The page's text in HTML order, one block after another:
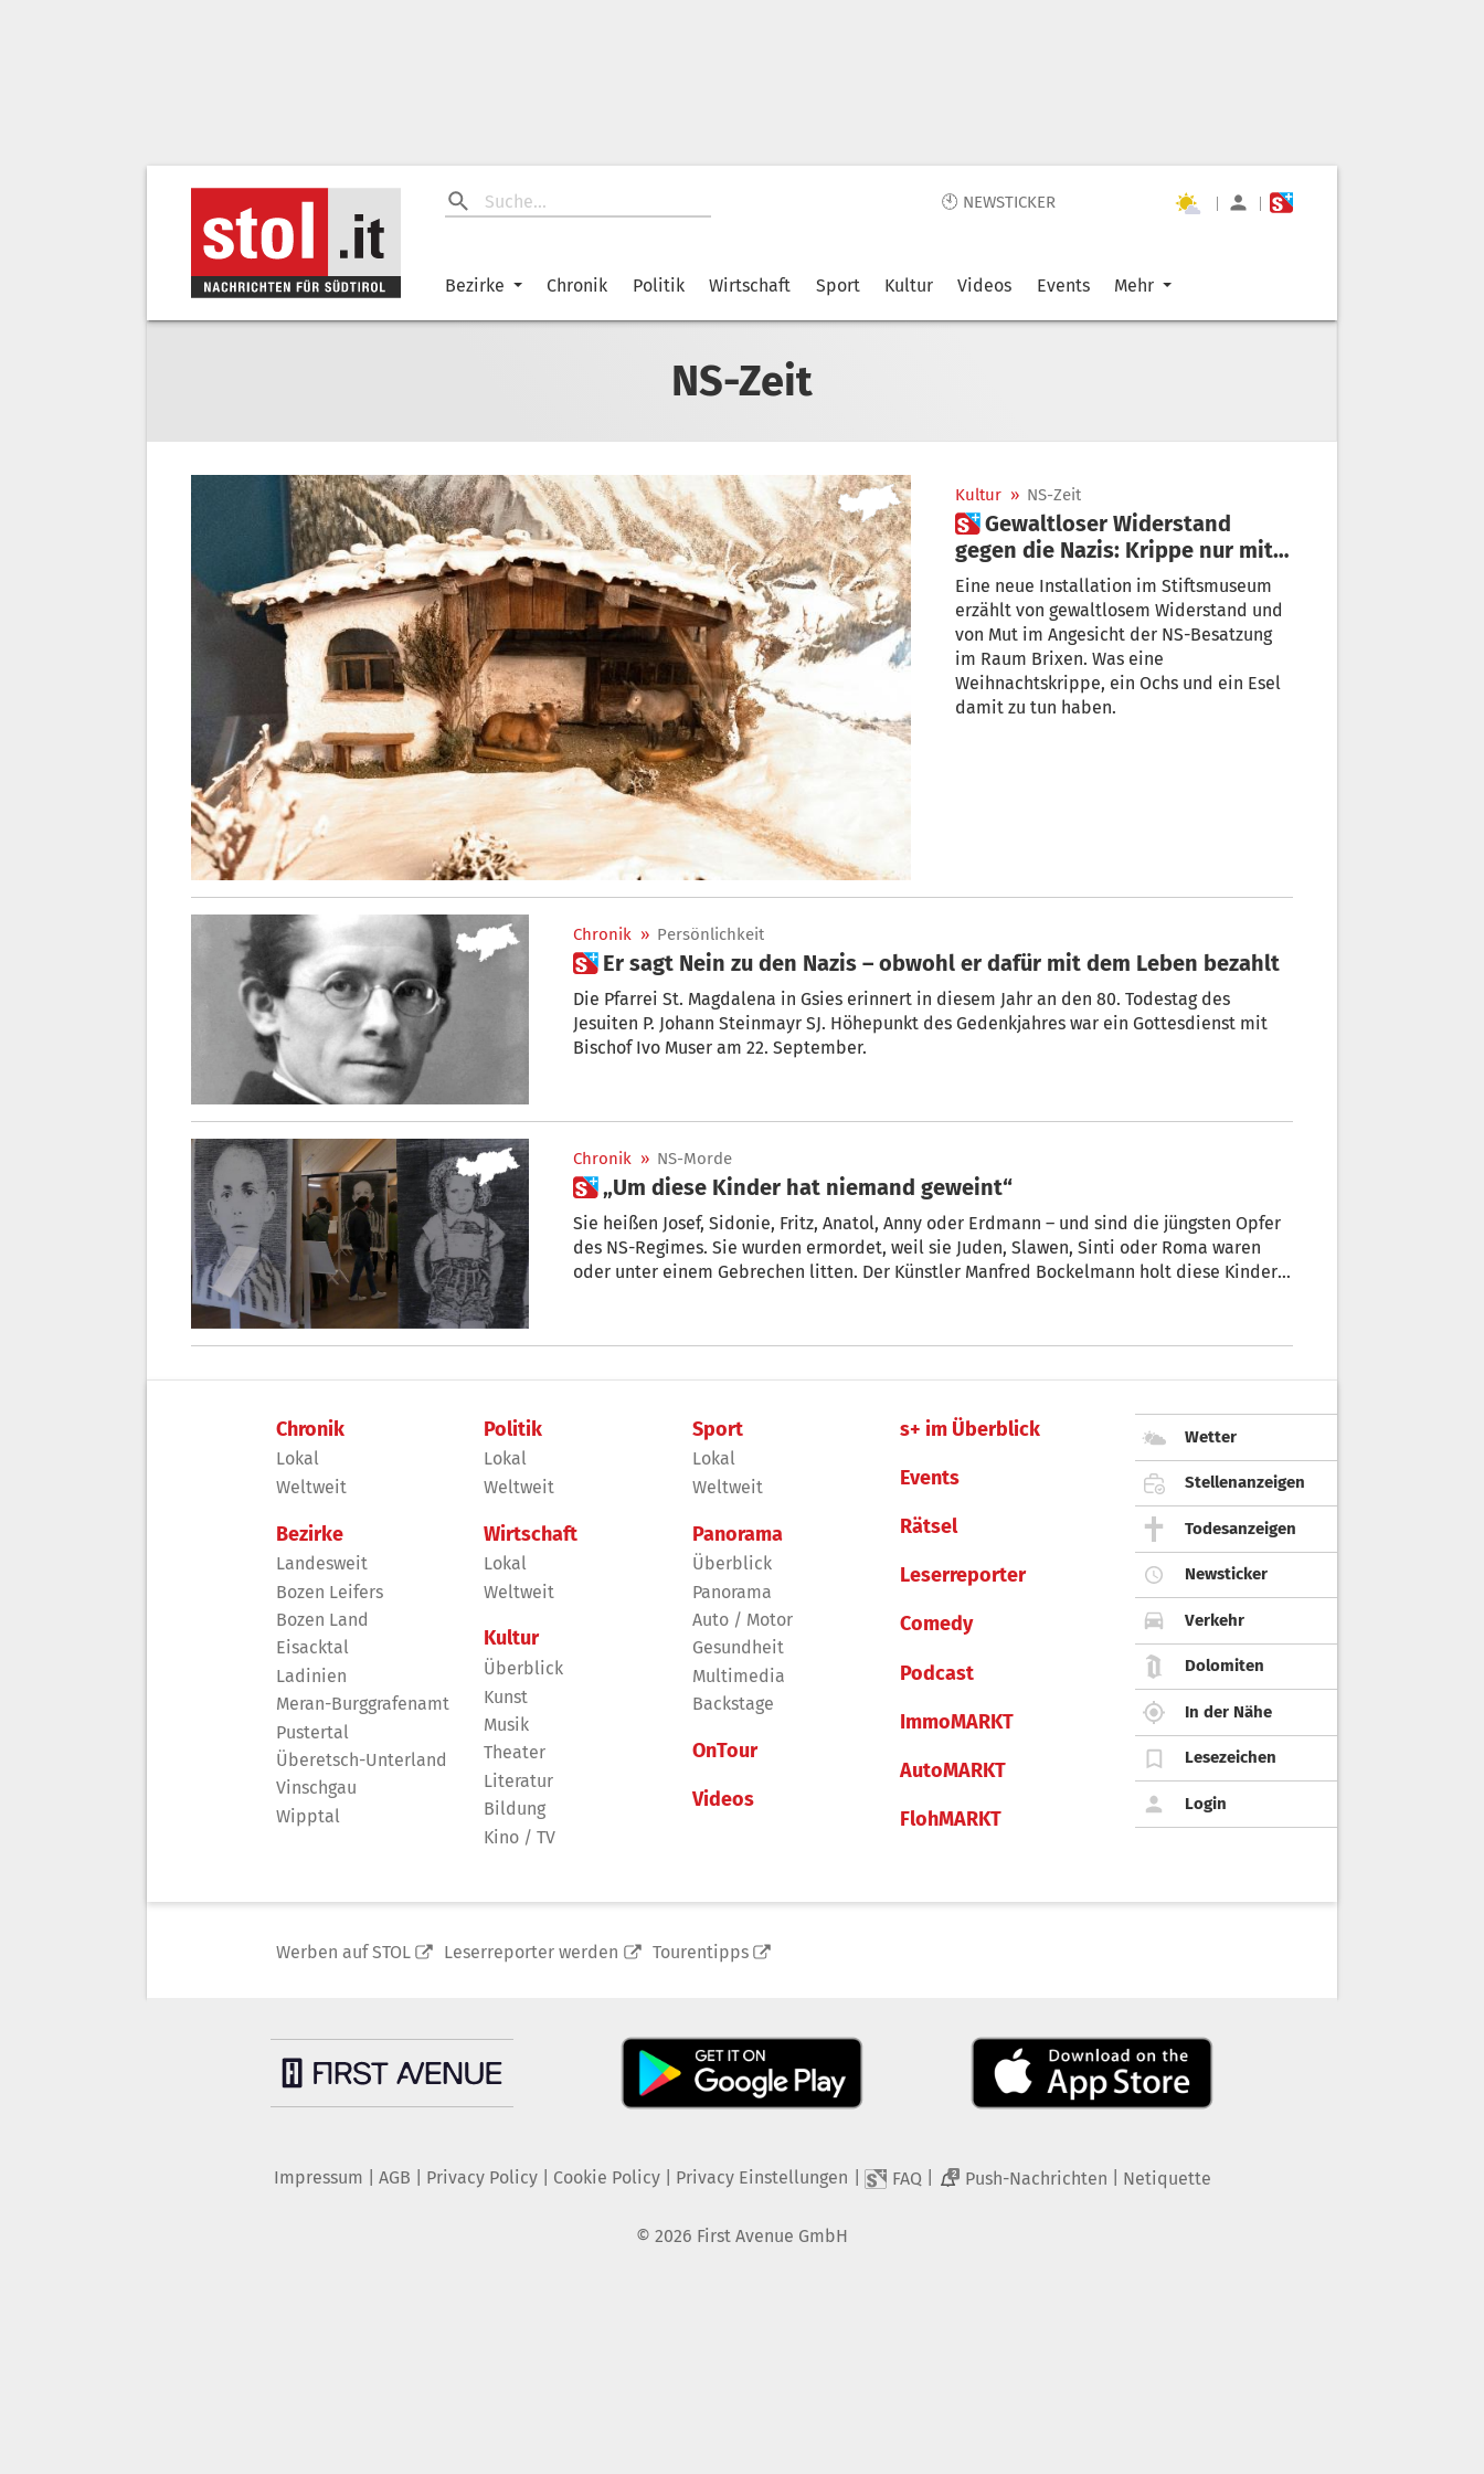
🕙 NEWSTICKER | |
Bezirke Chronik Politik Wirtschaft Sport Kultur Videos Events Mehr
NS-Zeit
Kultur » NS-Zeit
 Gewaltloser Widerstand
gegen die Nazis: Krippe nur mit
Ochs und Esel
Eine neue Installation im Stiftsmuseum
erzählt von gewaltlosem Widerstand und
von Mut im Angesicht der NS-Besatzung
im Raum Brixen. Was eine
Weihnachtskrippe, ein Ochs und ein Esel
damit zu tun haben.
Chronik » Persönlichkeit
 Er sagt Nein zu den Nazis – obwohl er dafür mit dem Leben bezahlt
Die Pfarrei St. Magdalena in Gsies erinnert in diesem Jahr an den 80. Todestag des
Jesuiten P. Johann Steinmayr SJ. Höhepunkt des Gedenkjahres war ein Gottesdienst mit
Bischof Ivo Muser am 22. September.
Chronik » NS-Morde
 „Um diese Kinder hat niemand geweint“
Sie heißen Josef, Sidonie, Fritz, Anatol, Anny oder Erdmann – und sind die jüngsten Opfer
des NS-Regimes. Sie wurden ermordet, weil sie Juden, Slawen, Sinti oder Roma waren
oder unter einem Gebrechen litten. Der Künstler Manfred Bockelmann holt diese Kinder
Chronik
Lokal
Weltweit
Bezirke
Landesweit
Bozen Leifers
Bozen Land
Eisacktal
Ladinien
Meran-Burggrafenamt
Pustertal
Überetsch-Unterland
Vinschgau
Wipptal
Politik
Lokal
Weltweit
Wirtschaft
Lokal
Weltweit
Kultur
Überblick
Kunst
Musik
Theater
Literatur
Bildung
Kino / TV
Sport
Lokal
Weltweit
Panorama
Überblick
Panorama
Auto / Motor
Gesundheit
Multimedia
Backstage
OnTour
Videos
s+ im Überblick
Events
Rätsel
Leserreporter
Comedy
Podcast
ImmoMARKT
AutoMARKT
FlohMARKT
Wetter
Stellenanzeigen
Todesanzeigen
Newsticker
Verkehr
Dolomiten
In der Nähe
Lesezeichen
Login
Werben auf STOL Leserreporter werden Tourentipps
Impressum AGB Privacy Policy| Cookie Policy| Privacy Einstellungen FAQ 2 Push-Nachrichten Netiquette
© 2026 First Avenue GmbH